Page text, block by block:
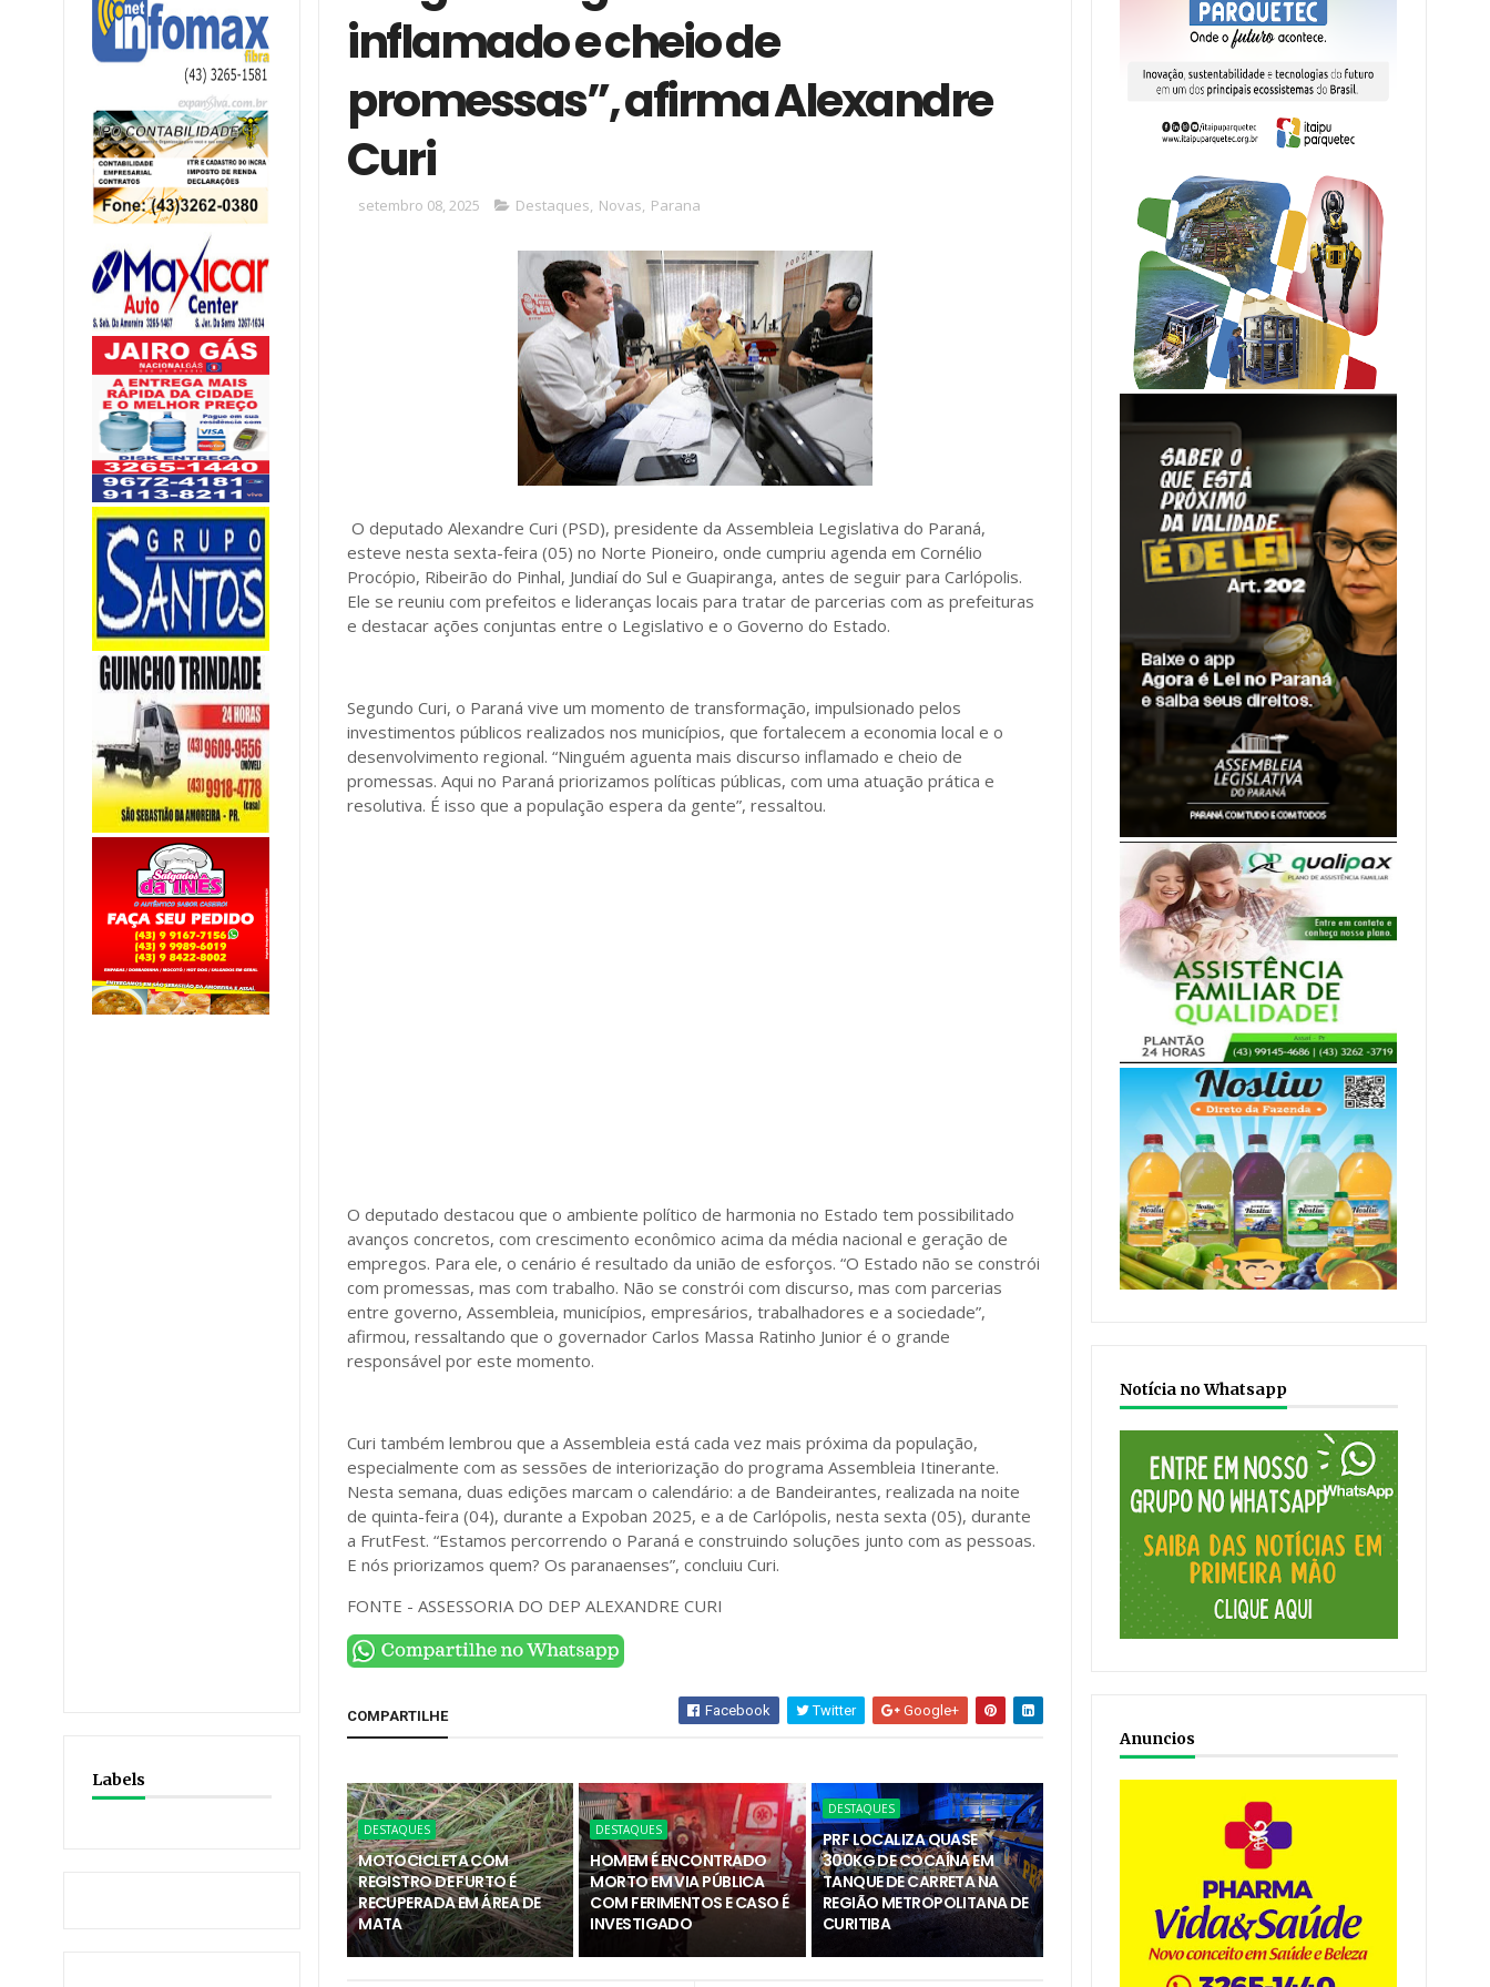
Labels
inflamado e cheio de
promessas”, afirma Alexandre
Curi
setembro 08, 2025 Destaques, Novas, Parana
O deputado Alexandre Curi (PSD), presidente da Assembleia Legislativa do Paraná,
esteve nesta sexta-feira (05) no Norte Pioneiro, onde cumpriu agenda em Cornélio
Procópio, Ribeirão do Pinhal, Jundiaí do Sul e Guapiranga, antes de seguir para Carlópolis.
Ele se reuniu com prefeitos e lideranças locais para tratar de parcerias com as prefeituras
e destacar ações conjuntas entre o Legislativo e o Governo do Estado.
Segundo Curi, o Paraná vive um momento de transformação, impulsionado pelos
investimentos públicos realizados nos municípios, que fortalecem a economia local e o
desenvolvimento regional. “Ninguém aguenta mais discurso inflamado e cheio de
promessas. Aqui no Paraná priorizamos políticas públicas, com uma atuação prática e
resolutiva. É isso que a população espera da gente”, ressaltou.
O deputado destacou que o ambiente político de harmonia no Estado tem possibilitado
avanços concretos, com crescimento econômico acima da média nacional e geração de
empregos. Para ele, o cenário é resultado da união de esforços. “O Estado não se constrói
com promessas, mas com trabalho. Não se constrói com discurso, mas com parcerias
entre governo, Assembleia, municípios, empresários, trabalhadores e a sociedade”,
afirmou, ressaltando que o governador Carlos Massa Ratinho Junior é o grande
responsável por este momento.
Curi também lembrou que a Assembleia está cada vez mais próxima da população,
especialmente com as sessões de interiorização do programa Assembleia Itinerante.
Nesta semana, duas edições marcam o calendário: a de Bandeirantes, realizada na noite
de quinta-feira (04), durante a Expoban 2025, e a de Carlópolis, nesta sexta (05), durante
a FrutFest. “Estamos percorrendo o Paraná e construindo soluções junto com as pessoas.
E nós priorizamos quem? Os paranaenses”, concluiu Curi.
FONTE - ASSESSORIA DO DEP ALEXANDRE CURI
COMPARTILHE Facebook Twitter Google+
DESTAQUES
MOTOCICLETA COM
REGISTRO DE FURTO É
RECUPERADA EM ÁREA DE
MATA
DESTAQUES
HOMEM É ENCONTRADO
MORTO EM VIA PÚBLICA
COM FERIMENTOS E CASO É
INVESTIGADO
DESTAQUES
PRF LOCALIZA QUASE
300KG DE COCAÍNA EM
TANQUE DE CARRETA NA
REGIÃO METROPOLITANA DE
CURITIBA
Notícia no Whatsapp
Anuncios